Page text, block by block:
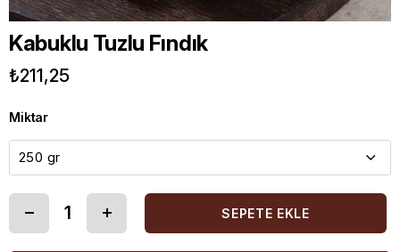
Kabuklu Tuzlu Fındık
₺211,25
Miktar